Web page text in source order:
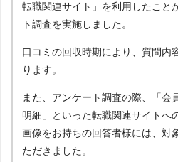
転職関連サイト」を利用したこと
ト調査を実施しました。
口コミの回収時期により、質問内
ります。
また、アンケート調査の際、「会
明細」といった転職関連サイトへ
画像をお持ちの回答者様には、対
ただきました。